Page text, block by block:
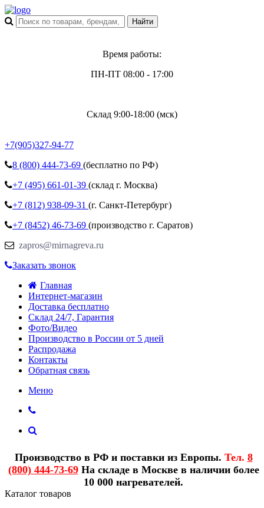
Время работы:
ПН-ПТ 08:00 - 17:00
Склад 9:00-18:00 (мск)
+7(905)327-94-77
8 (800) 444-73-69 (бесплатно по РФ)
+7 (495) 661-01-39 (склад г. Москва)
+7 (812) 938-09-31 (г. Санкт-Петербург)
+7 (8452) 46-73-69 (производство г. Саратов)
zapros@mirnagreva.ru
Заказать звонок
Главная
Интернет-магазин
Доставка бесплатно
Склад 24/7, Гарантия
Фото/Видео
Производство в России от 5 дней
Распродажа
Контакты
Обратная связь
Меню
Производство в РФ и поставки из Европы. Тел. 8
(800) 444-73-69На складе в Москве в наличии более
10 000 нагревателей.
Каталог товаров